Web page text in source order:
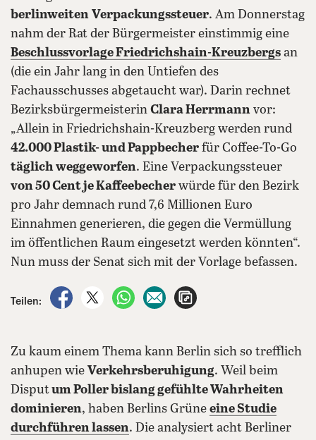
berlinweiten Verpackungssteuer. Am Donnerstag
nahm der Rat der Bürgermeister einstimmig eine
Beschlussvorlage Friedrichshain-Kreuzbergs an
(die ein Jahr lang in den Untiefen des
Fachausschusses abgetaucht war). Darin rechnet
Bezirksbürgermeisterin Clara Herrmann vor:
„Allein in Friedrichshain-Kreuzberg werden rund
42.000 Plastik- und Pappbecher für Coffee-To-Go
täglich weggeworfen. Eine Verpackungssteuer
von 50 Cent je Kaffeebecher würde für den Bezirk
pro Jahr demnach rund 7,6 Millionen Euro
Einnahmen generieren, die gegen die Vermüllung
im öffentlichen Raum eingesetzt werden könnten“.
Nun muss der Senat sich mit der Vorlage befassen.
Teilen:
auf Facebook teilen
auf X teilenper WhatsApp teilen
per E-Mail teilen
Zu kaum einem Thema kann Berlin sich so trefflich
anhupen wie Verkehrsberuhigung. Weil beim
Disputum Poller bislang gefühlte Wahrheiten
dominieren, haben Berlins Grüne eine Studie
durchführen lassen. Die analysiert acht Berliner